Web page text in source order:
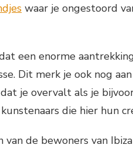
waar je ongestoord
een enorme
Dit merk je ook nog
je overvalt als je
die hier hun
de bewoners van